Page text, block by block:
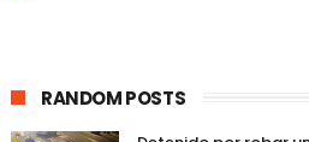
RANDOM POSTS